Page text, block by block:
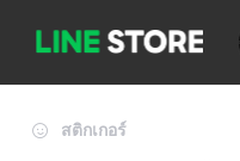
สติกเกอร์